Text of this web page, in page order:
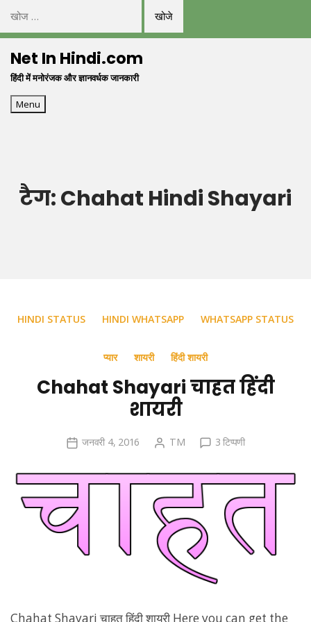
निम्न
को
खोजें:Net In Hindi.com
हिंदी में मनोरंजक और ज्ञानवर्धक जानकारी
Menu
टैग:Chahat Hindi Shayari
HINDI STATUS HINDI WHATSAPP WHATSAPP STATUS
प्यार शायरी हिंदी शायरी
Chahat Shayari चाहत हिंदी
शायरी
जनवरी 4, 2016 TM 3 टिप्पणीChahat
चाहत
शायरी
Chahat Shayari चाहत हिंदी शायरी Here you can get the